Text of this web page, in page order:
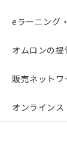
eラーニング
オムロンの提
販売ネットワ
オンラインス